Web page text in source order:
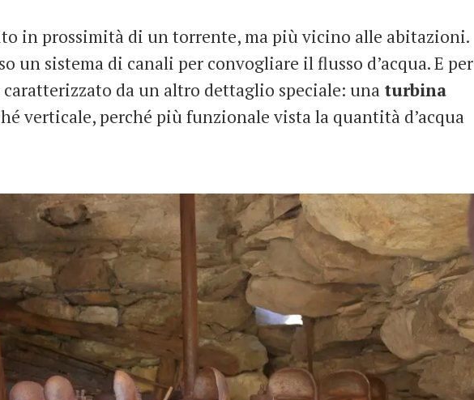
in prossimità di un torrente, ma più vicino alle abitazioni.
un sistema di canali per convogliare il flusso d’acqua. E per
caratterizzato da un altro dettaglio speciale: una turbina
verticale, perché più funzionale vista la quantità d’acqua